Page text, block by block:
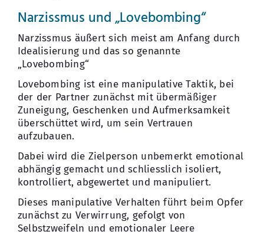
Narzissmus und „Lovebombing“
Narzissmus äußert sich meist am Anfang durch
Idealisierung und das so genannte
„Lovebombing“
Lovebombing ist eine manipulative Taktik, bei
der der Partner zunächst mit übermäßiger
Zuneigung, Geschenken und Aufmerksamkeit
überschüttet wird, um sein Vertrauen
aufzubauen.
Dabei wird die Zielperson unbemerkt emotional
abhängig gemacht und schliesslich isoliert,
kontrolliert, abgewertet und manipuliert.
Dieses manipulative Verhalten führt beim Opfer
zunächst zu Verwirrung, gefolgt von
Selbstzweifeln und emotionaler Leere